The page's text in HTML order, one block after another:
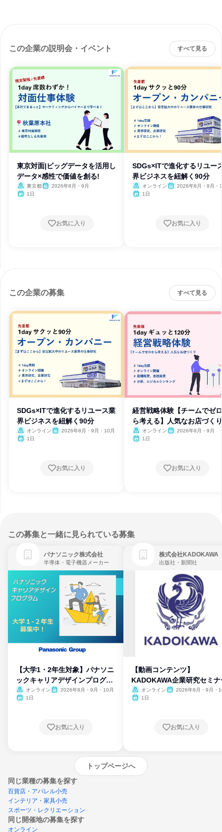
この企業の説明会・イベント すべて見る
東京対面|ビッグデータを活用し
データ×感性で価値を創る!
東京都
2026年8月・9月
1日
お気に入り
SDGs×ITで進化するリユー
界ビジネスを紐解く90分
オンライン
2026年8月・9月・
1日
お気に入り
この企業の募集 すべて見る
SDGs×ITで進化するリユース業
界ビジネスを紐解く90分
オンライン
2026年8月・9月・10月
1日
お気に入り
経営戦略体験【チームでゼ
ら考える】人気なお店づくり
オンライン
2026年8月・9月
1日
お気に入り
この募集と一緒に見られている募集
パナソニック株式会社
半導体・電子機器メーカー
【大学1・2年生対象】パナソニ
ックキャリアデザインプログラ
ム
オンライン
2026年8月・9月・10月
1日
お気に入り
株式会社KADOKAWA
出版社・新聞社
【動画コンテンツ】
KADOKAWA企業研究セミナ
オンライン
2026年8月・9月・
1日
お気に入り
トップページへ
同じ業種の募集を探す
百貨店・アパレル小売
インテリア・家具小売
スポーツ・レクリエーション
同じ開催地の募集を探す
オンライン